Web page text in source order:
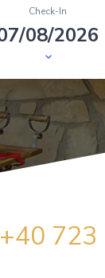
Check-In
+40